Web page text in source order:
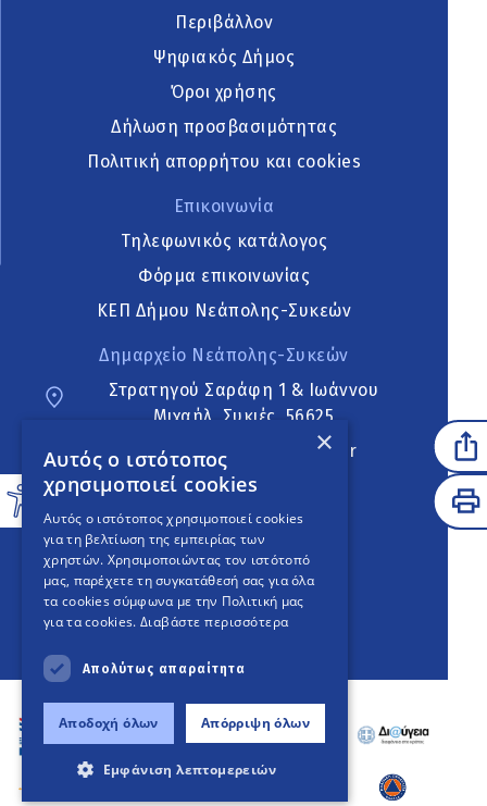
Περιβάλλον
Ψηφιακός Δήμος
Όροι χρήσης
Δήλωση προσβασιμότητας
Πολιτική απορρήτου και cookies
Επικοινωνία
Τηλεφωνικός κατάλογος
Φόρμα επικοινωνίας
ΚΕΠ Δήμου Νεάπολης-Συκεών
Δημαρχείο Νεάπολης-Συκεών
Στρατηγού Σαράφη 1 & Ιωάννου
Μιχαήλ, Συκιές, 56625
neapoli.sykies@ddt.gov.gr
Ακολουθήστε
English Version
An project
×
Αυτός ο ιστότοπος
χρησιμοποιεί cookies
Αυτός ο ιστότοπος χρησιμοποιεί cookies
για τη βελτίωση της εμπειρίας των
χρηστών. Χρησιμοποιώντας τον ιστότοπό
μας, παρέχετε τη συγκατάθεσή σας για όλα
τα cookies σύμφωνα με την Πολιτική μας
για τα cookies. Διαβάστε περισσότερα
Απολύτως απαραίτητα
Αποδοχή όλων Απόρριψη όλων
Εμφάνιση λεπτομερειών